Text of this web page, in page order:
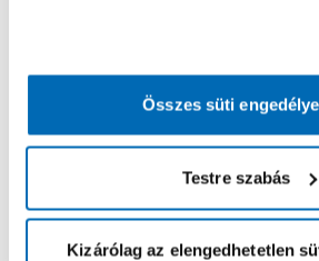
Összes süti
Testre szabás
Kizárólag az elengedhetetlen